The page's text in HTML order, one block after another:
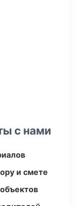
с нами
и смете